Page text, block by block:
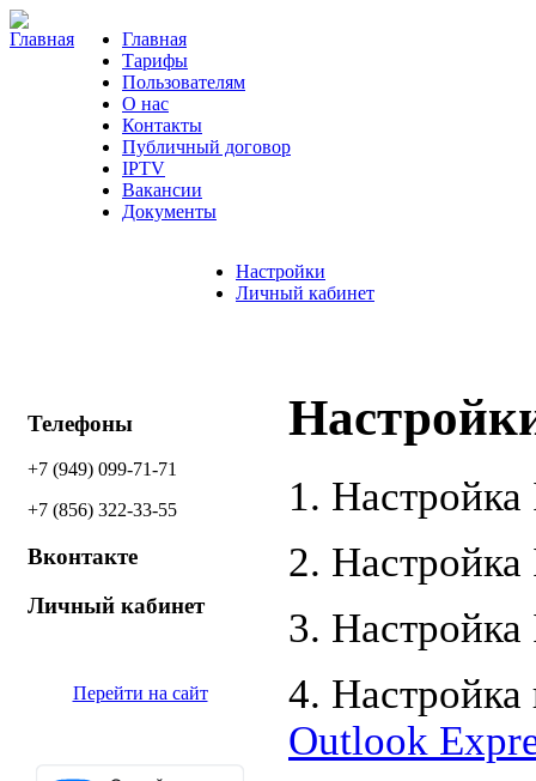
Главная
Тарифы
Пользователям
О нас
Контакты
Публичный договор
IPTV
Вакансии
Документы
Настройки
Личный кабинет
Телефоны
+7 (949) 099-71-71
+7 (856) 322-33-55
Вконтакте
Личный кабинет
Перейти на сайт
1.
2.
3.
4.
Outlook